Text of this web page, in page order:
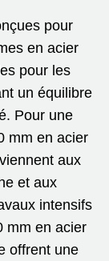
pour
en acier
pour les
un équilibre
Pour une
mm en acier
aux
et aux
intensifs
mm en acier
offrent une